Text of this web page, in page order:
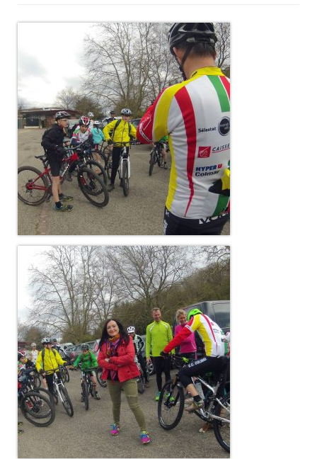
1988 à 1996
1997 à 2007
2008 à Aujourd’hui
Licence F.F.C.
Galerie Photos
Nos manifestations
Nos organisations de la saison
Classements
Route
VTT
BMX
Piste
Cyclo-Cross
Actualités
Préparation